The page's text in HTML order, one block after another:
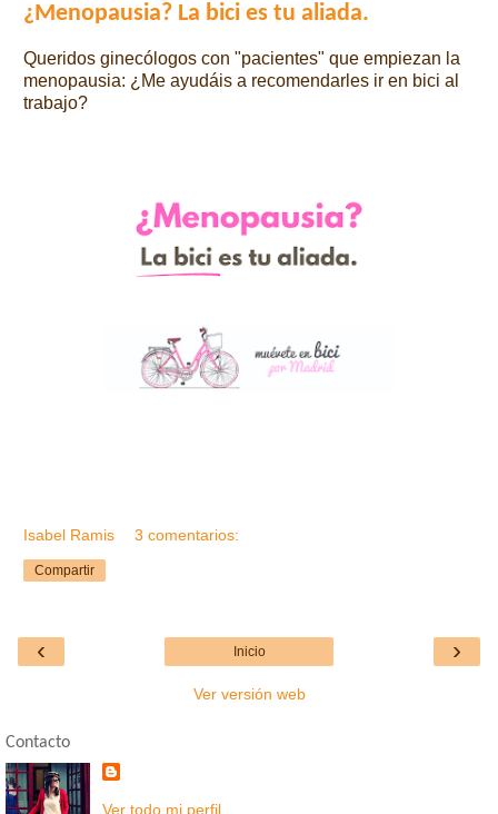
¿Menopausia? La bici es tu aliada.
Queridos ginecólogos con "pacientes" que empiezan la
menopausia: ¿Me ayudáis a recomendarles ir en bici al
trabajo?
Isabel Ramis 3 comentarios:
Compartir
‹ ›
Inicio
Ver versión web
Contacto
Ver todo mi perfil